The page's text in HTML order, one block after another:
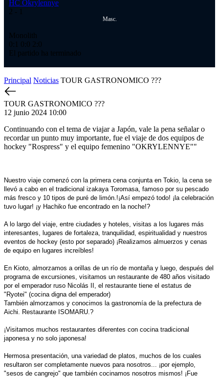
HC Okrylennye
2 - 1
Masc.
Monolith
0:1 0:0 2:0
El partido ha terminado
Principal Noticias TOUR GASTRONOMICO ???
TOUR GASTRONOMICO ???
12 junio 2024 10:00
Continuando con el tema de viajar a Japón, vale la pena señalar o
recordar un punto muy importante, fue el viaje de dos equipos de
hockey "Rospress" y el equipo femenino "OKRYLENNYE""
Nuestro viaje comenzó con la primera cena conjunta en Tokio, la cena se
llevó a cabo en el tradicional izakaya Toromasa, famoso por su pescado
más fresco y 10 tipos de puré de limón.!¡Así empezó todo! ¡la celebración
tuvo lugar! ¡y Hachiko fue encontrado en la noche!?
A lo largo del viaje, entre ciudades y hoteles, visitas a los lugares más
interesantes, lugares de fortaleza, tranquilidad, espiritualidad y nuestros
eventos de hockey (esto por separado) ¡Realizamos almuerzos y cenas
de equipo en lugares increíbles!
En Kioto, almorzamos a orillas de un río de montaña y luego, después del
programa de excursiones, visitamos un restaurante de 480 años visitado
por el emperador ruso Nicolás II, el restaurante tiene el estatus de
"Ryotei" (cocina digna del emperador)
También almorzamos y conocimos la gastronomía de la prefectura de
Aichi. Restaurante ISOMARU.?
¡Visitamos muchos restaurantes diferentes con cocina tradicional
japonesa y no solo japonesa!
Hermosa presentación, una variedad de platos, muchos de los cuales
resultaron ser completamente nuevos para nosotros... ¡por ejemplo,
"sesos de cangrejo" que también cocinamos nosotros mismos! ¡Fue